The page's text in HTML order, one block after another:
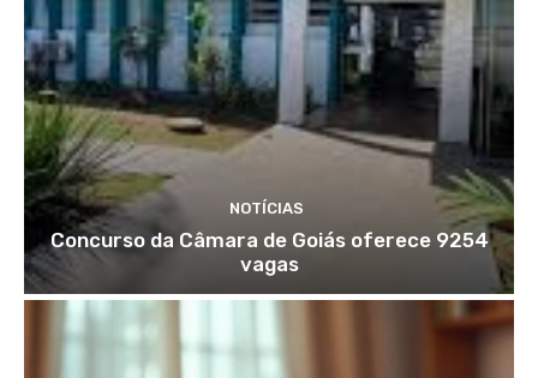
NOTÍCIAS
Concurso da Câmara de Goiás oferece 9254
vagas